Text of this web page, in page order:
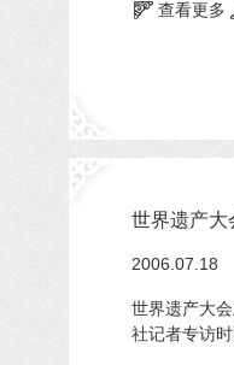
查看更多
世界遗产大
2006.07.18
世界遗产大
社记者专访